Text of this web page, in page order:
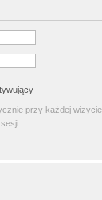
przy każdej wizycie